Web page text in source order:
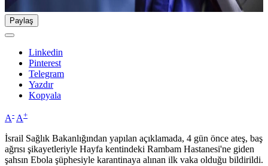
Paylaş
Linkedin
Pinterest
Telegram
Yazdır
Kopyala
A- A+
İsrail Sağlık Bakanlığından yapılan açıklamada, 4 gün önce ateş, baş
ağrısı şikayetleriyle Hayfa kentindeki Rambam Hastanesi'ne giden
şahsın Ebola şüphesiyle karantinaya alınan ilk vaka olduğu bildirildi.